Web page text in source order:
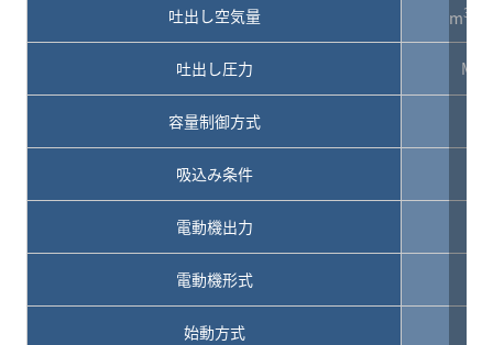
吐出し空気量 m3
吐出し圧力 MPa
容量制御方式
吸込み条件
電動機出力
電動機形式
始動方式